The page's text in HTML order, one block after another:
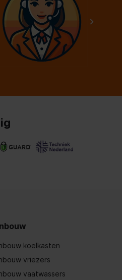
koelkasten
vriezers
vaatwassers